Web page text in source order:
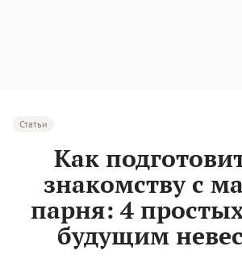
Статьи
Как
знакомству с
парня: 4
будущим